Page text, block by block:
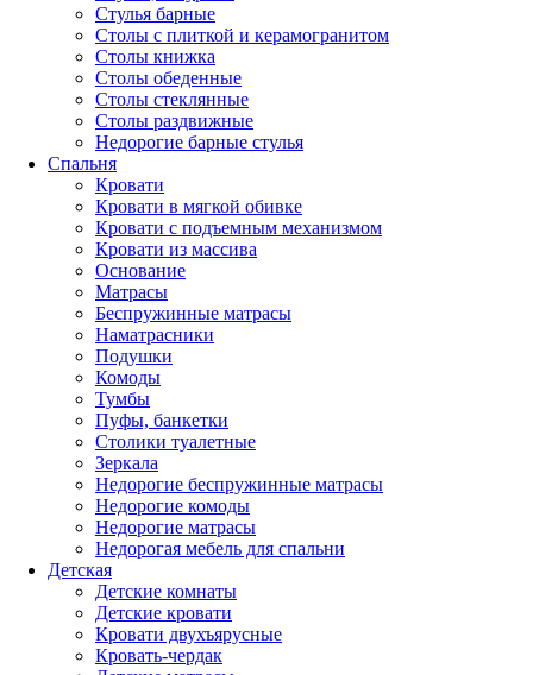
Стулья барные
Столы с плиткой и керамогранитом
Столы книжка
Столы обеденные
Столы стеклянные
Столы раздвижные
Недорогие барные стулья
Спальня
Кровати
Кровати в мягкой обивке
Кровати с подъемным механизмом
Кровати из массива
Основание
Матрасы
Беспружинные матрасы
Наматрасники
Подушки
Комоды
Тумбы
Пуфы, банкетки
Столики туалетные
Зеркала
Недорогие беспружинные матрасы
Недорогие комоды
Недорогие матрасы
Недорогая мебель для спальни
Детская
Детские комнаты
Детские кровати
Кровати двухъярусные
Кровать-чердак